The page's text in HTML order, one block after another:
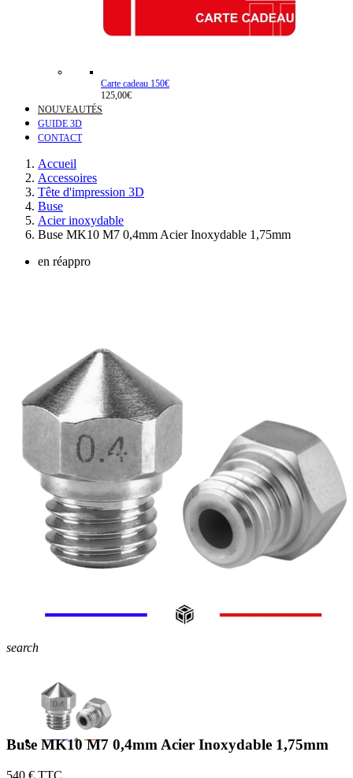
Carte cadeau 150€
125,00€
NOUVEAUTÉS
GUIDE 3D
CONTACT
Accueil
Accessoires
Tête d'impression 3D
Buse
Acier inoxydable
Buse MK10 M7 0,4mm Acier Inoxydable 1,75mm
en réappro
search
Buse MK10 M7 0,4mm Acier Inoxydable 1,75mm
540 € TTC